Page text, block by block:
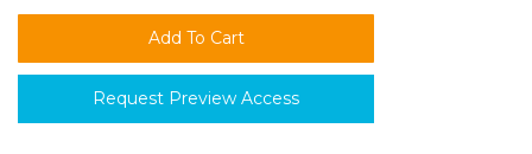
Request Preview Access